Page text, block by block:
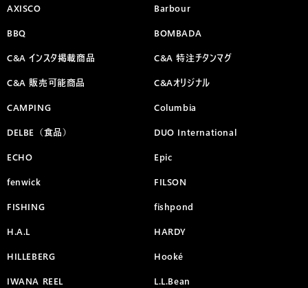
AXISCO Barbour
BBQ BOMBADA
C&A インスタ掲載商品 C&A 特注チタンマグ
C&A 販売可能商品 C&Aオリジナル
CAMPING Columbia
DELBE（食品） DUO International
ECHO Epic
fenwick FILSON
FISHING fishpond
H.A.L HARDY
HILLEBERG Hooké
IWANA REEL L.L.Bean